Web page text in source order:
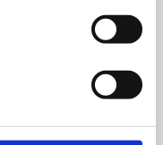
eller et